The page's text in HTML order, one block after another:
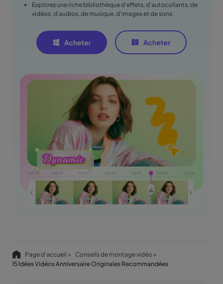
Explorez une riche bibliothèque d'effets, d'autocollants, de
vidéos, d'audios, de musique, d'images et de sons.
Page d'accueil >
Conseils de montage vidéo >
15 Idées Vidéos Anniversaire Originales Recommandées